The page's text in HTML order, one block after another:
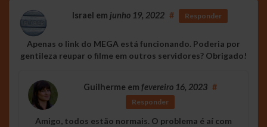
Israel em junho 19, 2022 # Responder
Apenas o link do MEGA está funcionando. Poderia por
gentileza reupar o filme em outros servidores? Obrigado!
Guilherme em fevereiro 16, 2023 #
Responder
Amigo, todos estão normais. O problema é aí com